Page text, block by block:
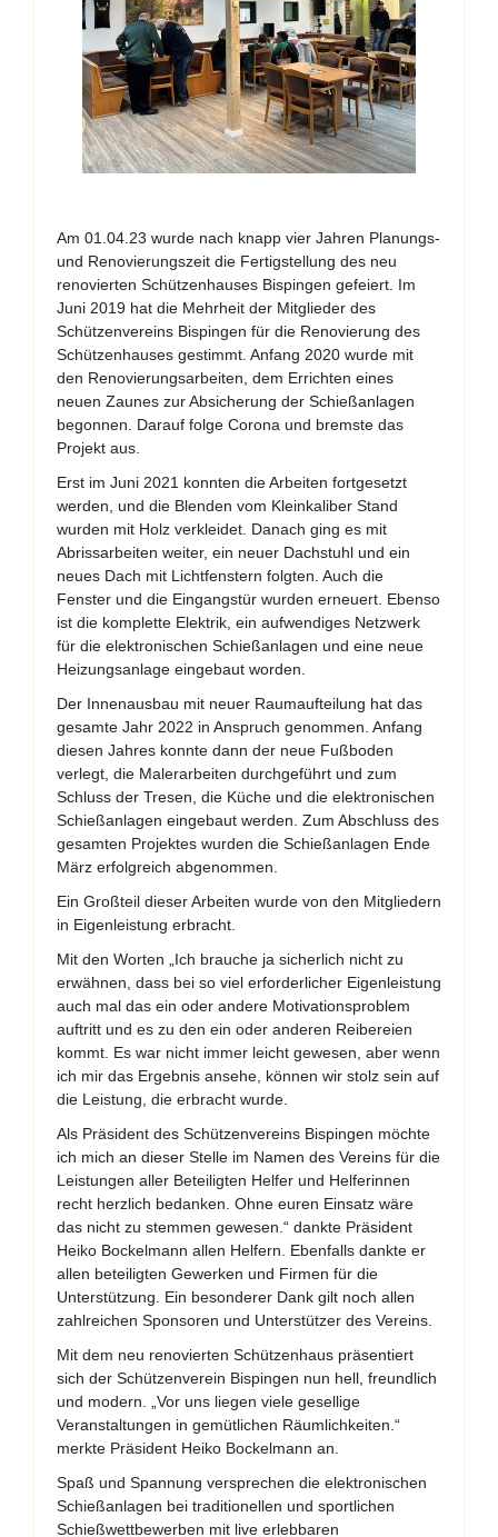
Am 01.04.23 wurde nach knapp vier Jahren Planungs-
und Renovierungszeit die Fertigstellung des neu
renovierten Schützenhauses Bispingen gefeiert. Im
Juni 2019 hat die Mehrheit der Mitglieder des
Schützenvereins Bispingen für die Renovierung des
Schützenhauses gestimmt. Anfang 2020 wurde mit
den Renovierungsarbeiten, dem Errichten eines
neuen Zaunes zur Absicherung der Schießanlagen
begonnen. Darauf folge Corona und bremste das
Projekt aus.
Erst im Juni 2021 konnten die Arbeiten fortgesetzt
werden, und die Blenden vom Kleinkaliber Stand
wurden mit Holz verkleidet. Danach ging es mit
Abrissarbeiten weiter, ein neuer Dachstuhl und ein
neues Dach mit Lichtfenstern folgten. Auch die
Fenster und die Eingangstür wurden erneuert. Ebenso
ist die komplette Elektrik, ein aufwendiges Netzwerk
für die elektronischen Schießanlagen und eine neue
Heizungsanlage eingebaut worden.
Der Innenausbau mit neuer Raumaufteilung hat das
gesamte Jahr 2022 in Anspruch genommen. Anfang
diesen Jahres konnte dann der neue Fußboden
verlegt, die Malerarbeiten durchgeführt und zum
Schluss der Tresen, die Küche und die elektronischen
Schießanlagen eingebaut werden. Zum Abschluss des
gesamten Projektes wurden die Schießanlagen Ende
März erfolgreich abgenommen.
Ein Großteil dieser Arbeiten wurde von den Mitgliedern
in Eigenleistung erbracht.
Mit den Worten „Ich brauche ja sicherlich nicht zu
erwähnen, dass bei so viel erforderlicher Eigenleistung
auch mal das ein oder andere Motivationsproblem
auftritt und es zu den ein oder anderen Reibereien
kommt. Es war nicht immer leicht gewesen, aber wenn
ich mir das Ergebnis ansehe, können wir stolz sein auf
die Leistung, die erbracht wurde.
Als Präsident des Schützenvereins Bispingen möchte
ich mich an dieser Stelle im Namen des Vereins für die
Leistungen aller Beteiligten Helfer und Helferinnen
recht herzlich bedanken. Ohne euren Einsatz wäre
das nicht zu stemmen gewesen.“ dankte Präsident
Heiko Bockelmann allen Helfern. Ebenfalls dankte er
allen beteiligten Gewerken und Firmen für die
Unterstützung. Ein besonderer Dank gilt noch allen
zahlreichen Sponsoren und Unterstützer des Vereins.
Mit dem neu renovierten Schützenhaus präsentiert
sich der Schützenverein Bispingen nun hell, freundlich
und modern. „Vor uns liegen viele gesellige
Veranstaltungen in gemütlichen Räumlichkeiten.“
merkte Präsident Heiko Bockelmann an.
Spaß und Spannung versprechen die elektronischen
Schießanlagen bei traditionellen und sportlichen
Schießwettbewerben mit live erlebbaren